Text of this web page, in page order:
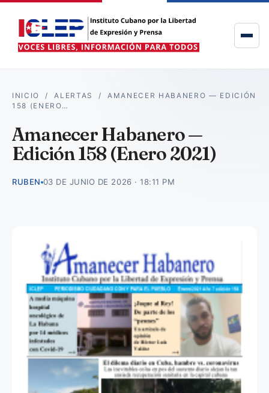
INICIO /ALERTAS /AMANECER HABANERO — EDICIÓN
158 (ENERO…
Amanecer Habanero —
Edición 158 (Enero 2021)
RUBEN 03 DE JUNIO DE 2026 · 18:11 PM